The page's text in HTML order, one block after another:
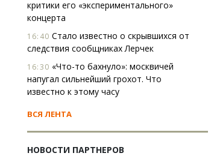
критики его «экспериментального»
концерта
16:40 Стало известно о скрывшихся от
следствия сообщниках Лерчек
16:30 «Что-то бахнуло»: москвичей
напугал сильнейший грохот. Что
известно к этому часу
ВСЯ ЛЕНТА
НОВОСТИ ПАРТНЕРОВ